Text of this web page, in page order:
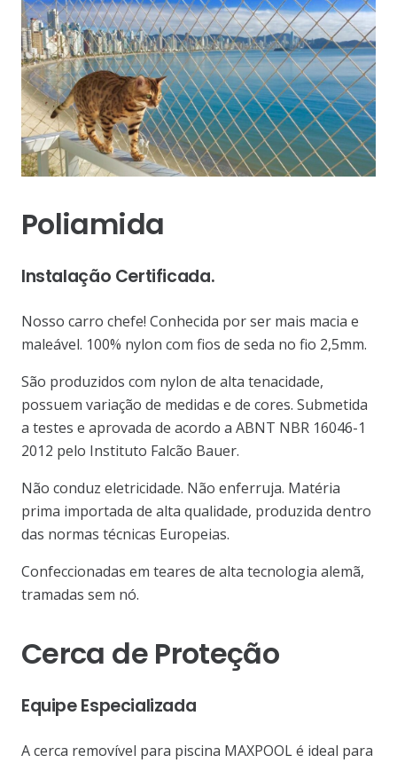
Poliamida
Instalação Certificada.
Nosso carro chefe! Conhecida por ser mais macia e
maleável. 100% nylon com fios de seda no fio 2,5mm.
São produzidos com nylon de alta tenacidade,
possuem variação de medidas e de cores. Submetida
a testes e aprovada de acordo a ABNT NBR 16046-1
2012 pelo Instituto Falcão Bauer.
Não conduz eletricidade. Não enferruja. Matéria
prima importada de alta qualidade, produzida dentro
das normas técnicas Europeias.
Confeccionadas em teares de alta tecnologia alemã,
tramadas sem nó.
Cerca de Proteção
Equipe Especializada
A cerca removível para piscina MAXPOOL é ideal para